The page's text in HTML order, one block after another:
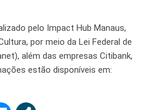
pelo Impact Hub Manaus,
por meio da Lei Federal de
além das empresas Citibank,
estão disponíveis em: